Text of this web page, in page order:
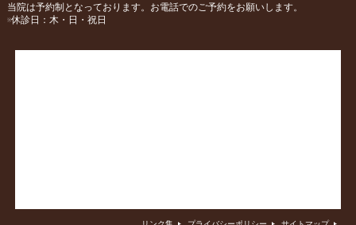
当院は予約制となっております。お電話でのご予約をお願いします。
※休診日：木・日・祝日